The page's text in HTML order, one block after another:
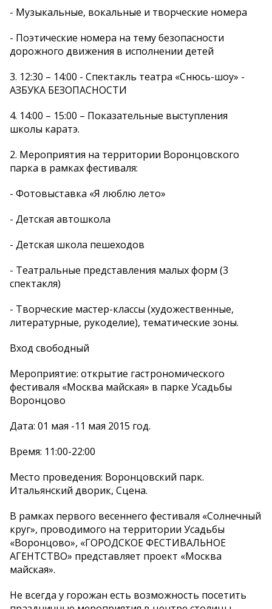
- Музыкальные, вокальные и творческие номера
- Поэтические номера на тему безопасности
дорожного движения в исполнении детей
3. 12:30 – 14:00 - Спектакль театра «Снюсь-шоу» -
АЗБУКА БЕЗОПАСНОСТИ
4. 14:00 – 15:00 – Показательные выступления
школы каратэ.
2. Мероприятия на территории Воронцовского
парка в рамках фестиваля:
- Фотовыставка «Я люблю лето»
- Детская автошкола
- Детская школа пешеходов
- Театральные представления малых форм (3
спектакля)
- Творческие мастер-классы (художественные,
литературные, рукоделие), тематические зоны.
Вход свободный
Мероприятие: открытие гастрономического
фестиваля «Москва майская» в парке Усадьбы
Воронцово
Дата: 01 мая -11 мая 2015 год.
Время: 11:00-22:00
Место проведения: Воронцовский парк.
Итальянский дворик, Сцена.
В рамках первого весеннего фестиваля «Солнечный
круг», проводимого на территории Усадьбы
«Воронцово», «ГОРОДСКОЕ ФЕСТИВАЛЬНОЕ
АГЕНТСТВО» представляет проект «Москва
майская».
Не всегда у горожан есть возможность посетить